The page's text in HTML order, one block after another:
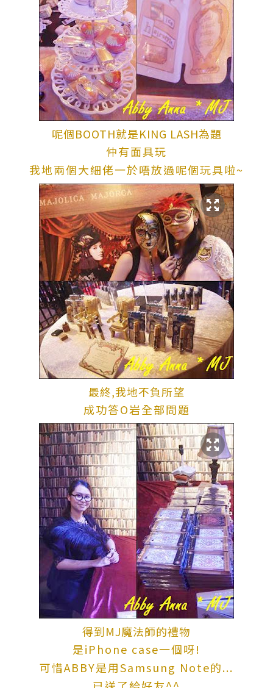
呢個BOOTH就是KING LASH為題
仲有面具玩
我地兩個大細佬一於唔放過呢個玩具啦~
最終,我地不負所望
成功答O岩全部問題
得到MJ魔法師的禮物
是iPhone case一個呀!
可惜ABBY是用Samsung Note的...